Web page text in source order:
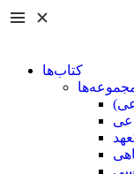
کتاب‌ها